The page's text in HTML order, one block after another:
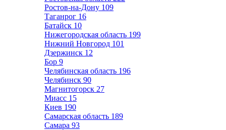
Ростов-на-Дону 109
Таганрог 16
Батайск 10
Нижегородская область 199
Нижний Новгород 101
Дзержинск 12
Бор 9
Челябинская область 196
Челябинск 90
Магнитогорск 27
Миасс 15
Киев 190
Самарская область 189
Самара 93